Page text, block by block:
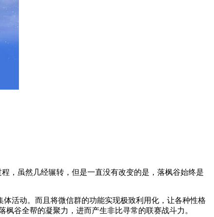
，虽然几经辗转，但是一直没有改变的是，落枫谷始终是
活动。而且将微信群的功能实现极致利用化，让各种性格
谷全帮的凝聚力，进而产生非比寻常的联赛战斗力。